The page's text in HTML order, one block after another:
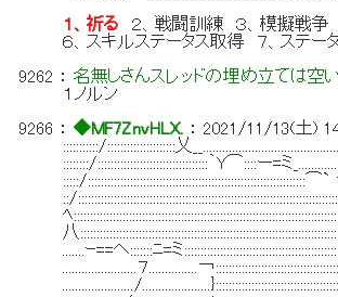
１、祈る ２、戦闘訓練 ３、模擬戦
６、スキルステータス取得 ７、ステー
9262 ：名無しさんスレッドの埋め立ては空
１ノルン
9266 ：◆MF7ZnvHLX. ：2021/11/13(土)
:::::::::::/:::::::::::::::::::::乂
::::::::/::::::::::::::::::::::::::::::::::｀Y⌒::::ー=ミ
:::::/
::/
ﾍ
八
.......ｰ==ヘ:::::::ﾆ=ミ
.......................７...............￢
....................../